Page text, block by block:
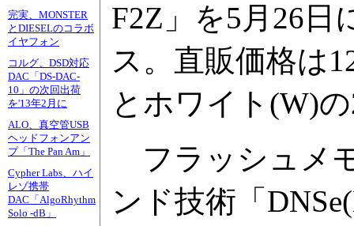
完実、MONSTER
とDIESELのコラボ
イヤフォン
コルグ、DSD対応
DAC「DS-DAC-
10」の次回出荷
を'13年2月に
ALO、真空管USB
ヘッドフォンアン
プ「The Pan Am」
Cypher Labs、ハイ
レゾ携帯
DAC「AlgoRhythm
Solo -dB」
F2Z」を5月26日
ス。直販価格は
とホワイト(W)
フラッシュメ
ンド技術「